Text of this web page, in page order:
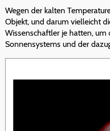
Wegen der kalten
Objekt, und darum vielleicht
Wissenschaftler je hatten, um
Sonnensystems und der